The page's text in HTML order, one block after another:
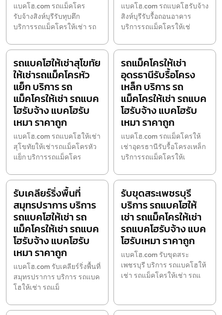
แบคโฮ.com รถแม็คโคร
รับจ้างสิงห์บุรีรับทุบตึก
บริการรถแม็คโครให้เช่า รถ
แบคโฮ.com รถแบคโฮรับจ้าง
สิงห์บุรีรับรื้อถอนอาคาร
บริการรถแม็คโครให้เช่
รถแบคโฮให้เช่าสุโขทัย
ให้เช่ารถแม็คโครหัว
แย็ก บริการ รถ
แม็คโครให้เช่า รถแบค
โฮรับจ้าง แบคโฮรับ
เหมา ราคาถูก
แบคโฮ.com รถแบคโฮให้เช่า
สุโขทัยให้เช่ารถแม็คโครหัว
แย็ก บริการรถแม็คโคร
รถแม็คโครให้เช่า
อุดรธานีรับรื้อโครง
เหล็ก บริการ รถ
แม็คโครให้เช่า รถแบค
โฮรับจ้าง แบคโฮรับ
เหมา ราคาถูก
แบคโฮ.com รถแม็คโครให้
เช่าอุดรธานีรับรื้อโครงเหล็ก
บริการรถแม็คโครให้เ
รับเคลียร์ริ่งพื้นที่
สมุทรปราการ บริการ
รถแบคโฮให้เช่า รถ
แม็คโครให้เช่า รถแบค
โฮรับจ้าง แบคโฮรับ
เหมา ราคาถูก
แบคโฮ.com รับเคลียร์ริ่งพื้นที่
สมุทรปราการ บริการ รถแบค
โฮให้เช่า รถแม็
รับขุดสระเพชรบุรี
บริการ รถแบคโฮให้
เช่า รถแม็คโครให้เช่า
รถแบคโฮรับจ้าง แบค
โฮรับเหมา ราคาถูก
แบคโฮ.com รับขุดสระ
เพชรบุรี บริการ รถแบคโฮให้
เช่า รถแม็คโครให้เช่า รถแ